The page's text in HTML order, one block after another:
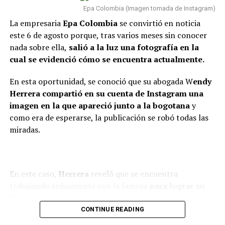
(@ColombiaOscura)
August 8, 2026
opinión pública y se está a la espera de que los familiares
o la abogada de la empresaria se pronuncien sobre la
decisión y entreguen más detalles acerca de su nuevo
traslado.
PRIMERA EN SABER LO
DURO QUE MUERDE EL
TIGRE
de dos meses, estoy
totalmente tranquilo, estoy
bien. Incluso, para que dejen el
tema ahí también, con la
mamá de la niña estoy bien.
Como se lo dije a ella, tal vez
en algunas vainas no
compaginamos, se acabó lo
confesó.
reiteró que su mayor compromiso
en la actualidades ser un buen papá y mantener una
Epa Colombia (Imagen tomada de Instagram)
La empresariaEpa Colombiase convirtió en noticia
este 6 de agosto porque, tras varios meses sin conocer
nada sobre ella, salió a la luz una fotografía en la
cual se evidenció cómo se encuentra actualmente.
En esta oportunidad, se conoció que su abogada Wendy
Herrera compartió en su cuenta de Instagram una
imagen en la que apareció junto a la bogotanay
como era de esperarse, la publicación se robó todas las
miradas.
En este caso, Herrera reveló que se encuentra
CONTINUE READING